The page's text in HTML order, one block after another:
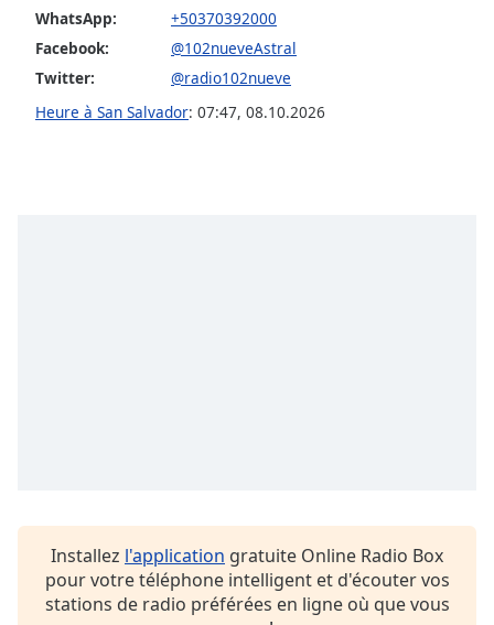
modal
window.
Background
WhatsApp:
+50370392000
Facebook:
@102nueveAstral
Twitter:
@radio102nueve
Heure à San Salvador: 07:47, 08.10.2026
Installez l'application gratuite Online Radio Box
pour votre téléphone intelligent et d'écouter vos
stations de radio préférées en ligne où que vous